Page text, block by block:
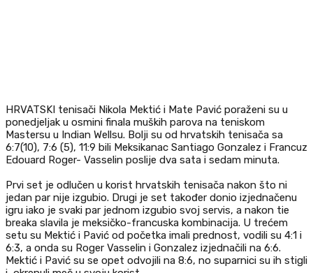
HRVATSKI tenisači Nikola Mektić i Mate Pavić poraženi su u
ponedjeljak u osmini finala muških parova na teniskom
Mastersu u Indian Wellsu. Bolji su od hrvatskih tenisača sa
6:7(10), 7:6 (5), 11:9 bili Meksikanac Santiago Gonzalez i Francuz
Edouard Roger- Vasselin poslije dva sata i sedam minuta.
Prvi set je odlučen u korist hrvatskih tenisača nakon što ni
jedan par nije izgubio. Drugi je set također donio izjednačenu
igru iako je svaki par jednom izgubio svoj servis, a nakon tie
breaka slavila je meksičko-francuska kombinacija. U trećem
setu su Mektić i Pavić od početka imali prednost, vodili su 4:1 i
6:3, a onda su Roger Vasselin i Gonzalez izjednačili na 6:6.
Mektić i Pavić su se opet odvojili na 8:6, no suparnici su ih stigli